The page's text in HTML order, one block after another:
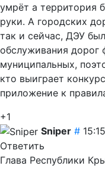
умрёт а территория
руки. А городских
так и сейчас, ДЭУ
обслуживания дорог
муниципальных,
кто выиграет
приложение к
+1
Sniper #
Ответить
Глава Республики